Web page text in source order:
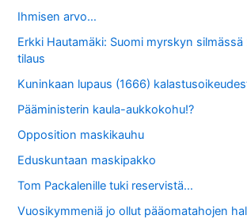
Ihmisen arvo…
Erkki Hautamäki: Suomi myrskyn
tilaus
Kuninkaan lupaus (1666)
Pääministerin kaula-aukkokohu!?
Opposition maskikauhu
Eduskuntaan maskipakko
Tom Packalenille tuki reservistä…
Vuosikymmeniä jo ollut pääomatahojen